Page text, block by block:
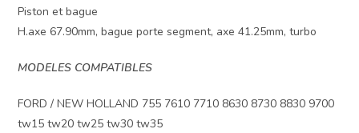
Piston et bague
H.axe 67.90mm, bague porte segment, axe 41.25mm, turbo
MODELES COMPATIBLES
FORD / NEW HOLLAND 755 7610 7710 8630 8730 8830 9700
tw15 tw20 tw25 tw30 tw35